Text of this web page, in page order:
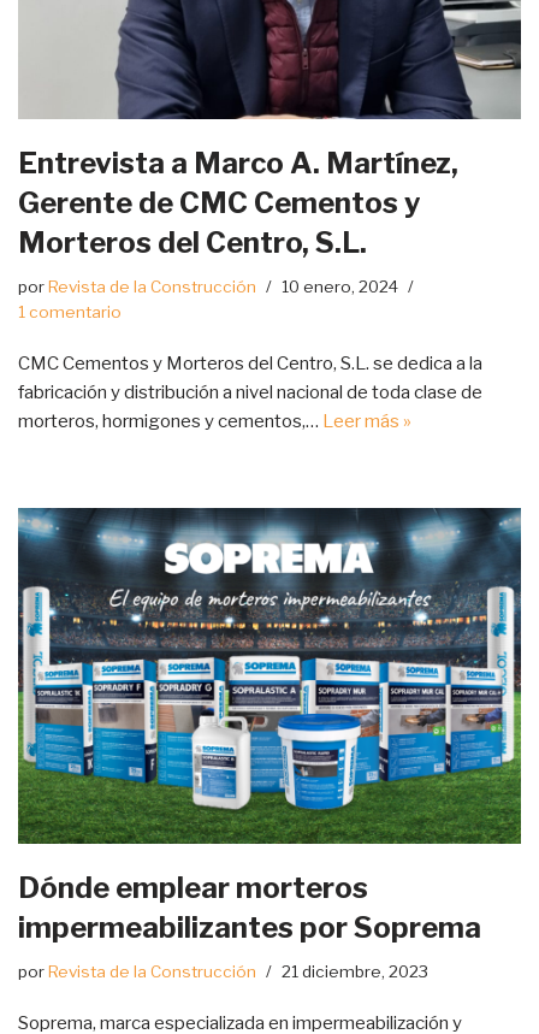
Entrevista a Marco A. Martínez,
Gerente de CMC Cementos y
Morteros del Centro, S.L.
porRevista de la Construcción
10 enero, 2024
1 comentario
CMC Cementos y Morteros del Centro, S.L. se dedica a la
fabricación y distribución a nivel nacional de toda clase de
morteros, hormigones y cementos,… Leer más »
Dónde emplear morteros
impermeabilizantes por Soprema
porRevista de la Construcción 21 diciembre, 2023
Soprema, marca especializada en impermeabilización y